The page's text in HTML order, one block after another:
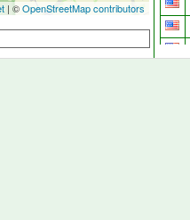
| ©OpenStreetMap contributors